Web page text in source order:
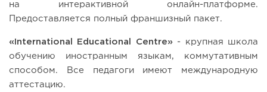
на интерактивной онлайн-платформе.
Предоставляется полный франшизный пакет.
«International Educational Centre»- крупная школа
обучению иностранным языкам, коммутативным
способом. Все педагоги имеют международную
аттестацию.